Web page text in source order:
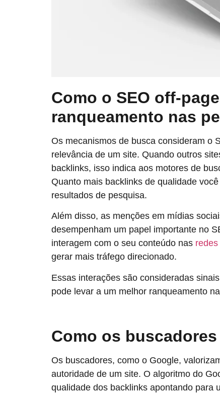
Como o SEO off-
ranqueamento nas
Os mecanismos de busca consideram o
relevância de um site. Quando outros
backlinks, isso indica aos motores de
Quanto mais backlinks de qualidade
resultados de pesquisa.
Além disso, as menções em mídias
desempenham um papel importante no
interagem com o seu conteúdo nas
gerar mais tráfego direcionado.
Essas interações são consideradas
pode levar a um melhor ranqueamento
Como os
Os buscadores, como o Google,
autoridade de um site. O algoritmo do
qualidade dos backlinks apontando para